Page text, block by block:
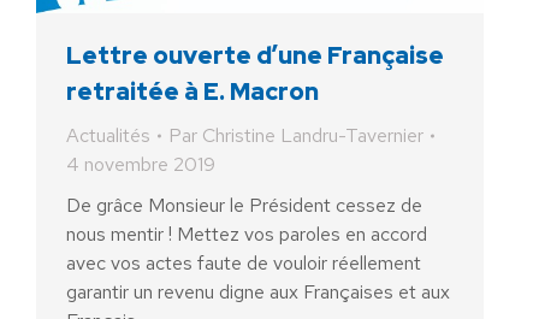
Lettre ouverte d’une Française
retraitée à E. Macron
Actualités Par Christine Landru-Tavernier
4 novembre 2019
De grâce Monsieur le Président cessez de
nous mentir ! Mettez vos paroles en accord
avec vos actes faute de vouloir réellement
garantir un revenu digne aux Françaises et aux